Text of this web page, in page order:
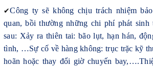
✔Công ty sẽ không chịu trách nhiệm
quan, bồi thường những chi phí phát sinh
sau: Xảy ra thiên tai: bão lụt, hạn hán,
tình, …Sự cố về hàng không: trục trặc kỹ
hoãn hoặc thay đổi giờ chuyến